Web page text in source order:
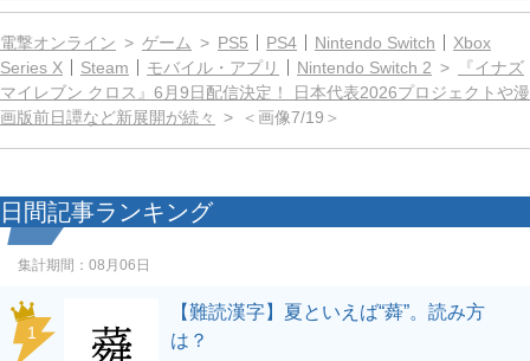
電撃オンライン ゲーム PS5 PS4 Nintendo Switch
Xbox
Series X
Steam モバイル・アプリ Nintendo Switch 2
『イナズ
マイレブン クロス』6月9日配信決定！ 日本代表2026プロジェクトや漫
画版前日譚など新展開が続々
＜画像7/19＞
日間記事ランキング
集計期間： 08月06日
1
【難読漢字】夏といえば“蕣”。読み方
は？